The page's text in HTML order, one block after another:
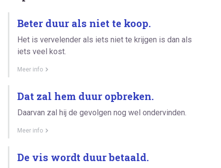
Beter duur als niet te koop.
Het is vervelender als iets niet te krijgen is dan als
iets veel kost.
Meer info
Dat zal hem duur opbreken.
Daarvan zal hij de gevolgen nog wel ondervinden.
Meer info
De vis wordt duur betaald.